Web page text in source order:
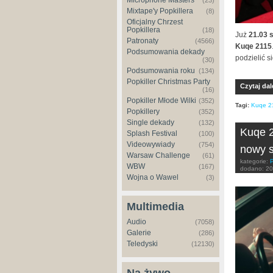
Mixtape'y Popkillera (8)
Oficjalny Chrzest
Popkillera
(18)
Patronaty (4566)
Podsumowania dekady
(30)
Podsumowania roku (134)
Popkiller Christmas Party
(16)
Popkiller Młode Wilki (352)
Popkillery (352)
Single dekady (132)
Splash Festival (100)
Videowywiady (754)
Warsaw Challenge (61)
WBW (167)
Wojna o Wawel (3)
Multimedia
Audio (7058)
Galerie (286)
Teledyski (12130)
Już 21.03
Kuqe 2115
podzielić
Czytaj
Tagi: Kuqe
Kuqe
nowy
kategorie:
dodano: